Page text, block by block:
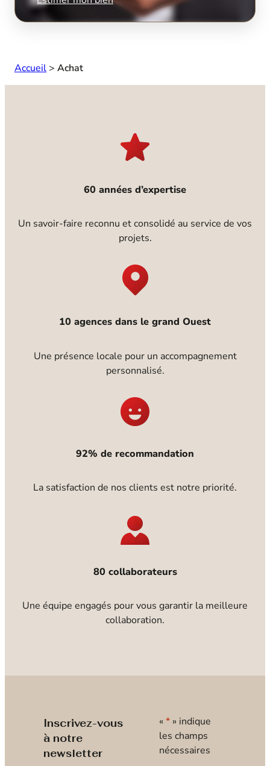
Accueil > Achat
60 années d’expertise
Un savoir-faire reconnu et consolidé au service de vos
projets.
10 agences dans le grand Ouest
Une présence locale pour un accompagnement
personnalisé.
92% de recommandation
La satisfaction de nos clients est notre priorité.
80 collaborateurs
Une équipe engagés pour vous garantir la meilleure
collaboration.
Inscrivez-vous
à notre
newsletter
« * » indique
les champs
nécessaires